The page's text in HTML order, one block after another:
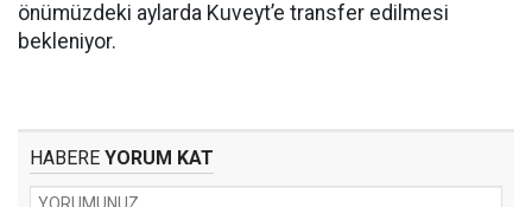
önümüzdeki aylarda Kuveyt’e transfer edilmesi
bekleniyor.
HABERE YORUM KAT